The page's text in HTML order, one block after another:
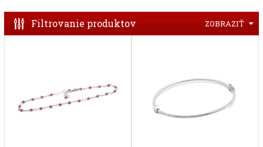
Filtrovanie produktov ZOBRAZIŤ